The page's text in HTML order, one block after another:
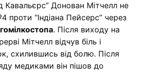
Кавальєрс” Донован Мітчелл не
проти “Індіана Пейсерс” через
. Після виходу на
Мітчелл відчув біль і
схилившись від болю. Після
медиками він пішов до